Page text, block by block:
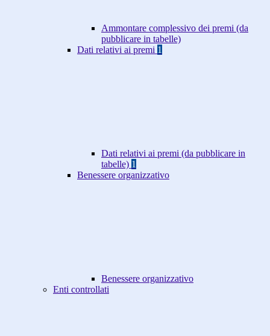
Ammontare complessivo dei premi (da
pubblicare in tabelle)
Dati relativi ai premi 1
Dati relativi ai premi (da pubblicare in
tabelle) 1
Benessere organizzativo
Benessere organizzativo
Enti controllati